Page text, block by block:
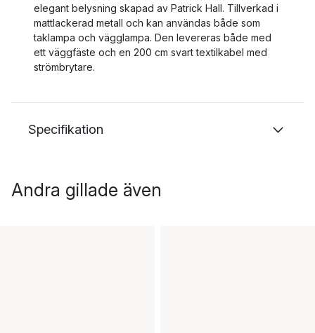
elegant belysning skapad av Patrick Hall. Tillverkad i
mattlackerad metall och kan användas både som
taklampa och vägglampa. Den levereras både med
ett väggfäste och en 200 cm svart textilkabel med
strömbrytare.
Specifikation
Andra gillade även